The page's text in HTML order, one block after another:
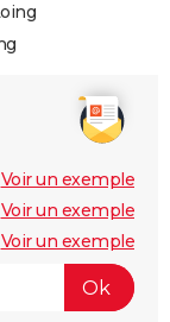
Voir un exemple
Voir un exemple
Voir un exemple